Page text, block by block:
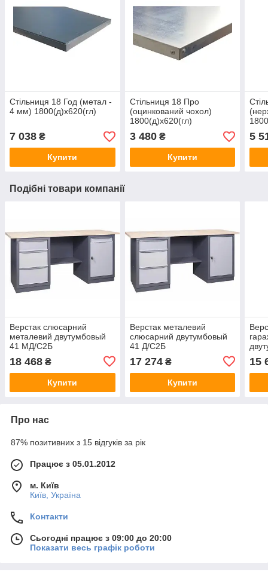
Стільниця 18 Год (метал -
4 мм) 1800(д)х620(гл)
7 038 ₴
Купити
Стільниця 18 Про
(оцинкований чохол)
1800(д)х620(гл)
3 480₴
Купити
5
Подібні товари компанії
Верстак слюсарний
металевий двутумбовый
41 МД/С2Б
Довжина стільниці - 1800
мм.
18 468 ₴
Купити
Верстак металевий
слюсарний двутумбовый
41 Д/С2Б
Довжина стільниці - 1800
мм.
17 274₴
Купити
мм.
15
Про нас
87% позитивних з 15 відгуків за рік
Працює з 05.01.2012
м. Київ
Київ, Україна
Контакти
Сьогодні працює з 09:00 до 20:00
Показати весь графік роботи